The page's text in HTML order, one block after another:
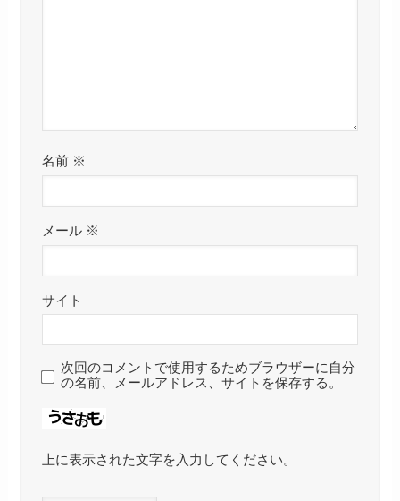
名前 ※
メール ※
サイト
次回のコメントで使用するためブラウザーに自分
の名前、メールアドレス、サイトを保存する。
上に表示された文字を入力してください。